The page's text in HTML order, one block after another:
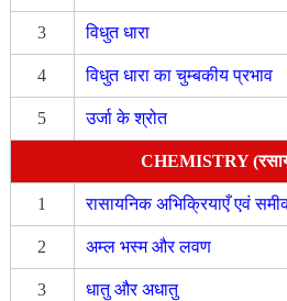
3 विधुत धारा
4 विधुत धारा का चुम्बकीय प्रभाव
5 उर्जा के श्रोत
CHEMISTRY
1 रासायनिक अभिक्रियाएँ एवं
2 अम्ल भस्म और लवण
3 धातु और अधातु